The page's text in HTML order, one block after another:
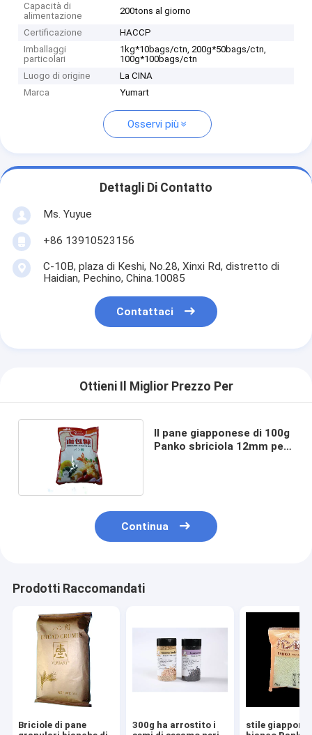
Capacità di
alimentazione
200tons al giorno
Certificazione
HACCP
Imballaggi
particolari
1kg*10bags/ctn, 200g*50bags/ctn,
100g*100bags/ctn
Luogo di origine
La CINA
Marca
Yumart
Osservi più
Dettagli Di Contatto
Ms. Yuyue
+86 13910523156
C-10B, plaza di Keshi, No.28, Xinxi Rd, distretto di
Haidian, Pechino, China.10085
Contattaci
Ottieni Il Miglior Prezzo Per
Il pane giapponese di 100g
Panko sbriciola 12mm per
Continua
Prodotti Raccomandati
Briciole di pane
300g ha arrostito i
stile